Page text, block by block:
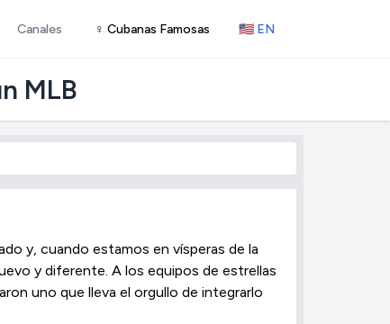
Canales ♀ Cubanas Famosas 🇺🇸 EN
MLB
y, cuando estamos en vísperas de la
y diferente. A los equipos de estrellas
uno que lleva el orgullo de integrarlo